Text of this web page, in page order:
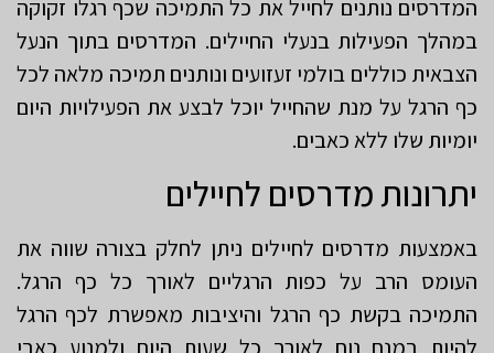
המדרסים נותנים לחייל את כל התמיכה שכף רגלו זקוקה
במהלך הפעילות בנעלי החיילים. המדרסים בתוך הנעל
הצבאית כוללים בולמי זעזועים ונותנים תמיכה מלאה לכל
כף הרגל על מנת שהחייל יוכל לבצע את הפעילויות היום
יומיות שלו ללא כאבים.
יתרונות מדרסים לחיילים
באמצעות מדרסים לחיילים ניתן לחלק בצורה שווה את
העומס הרב על כפות הרגליים לאורך כל כף הרגל.
התמיכה בקשת כף הרגל והיציבות מאפשרת לכף הרגל